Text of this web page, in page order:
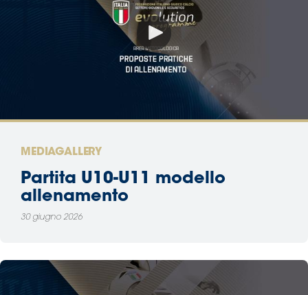
MEDIAGALLERY
Partita U10-U11 modello
allenamento
30 giugno 2026